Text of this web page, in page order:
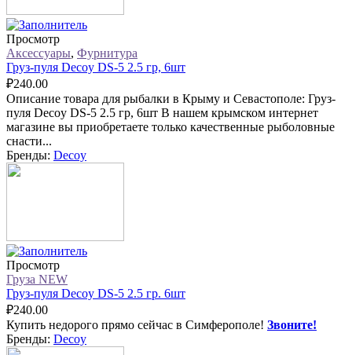
Просмотр
Аксессуары, Фурнитура
Груз-пуля Decoy DS-5 2.5 гр, 6шт
₽240.00
Описание товара для рыбалки в Крыму и Севастополе: Груз-
пуля Decoy DS-5 2.5 гр, 6шт В нашем крымском интернет
магазине вы приобретаете только качественные рыболовные
снасти...
Бренды: Decoy
Просмотр
Груза NEW
Груз-пуля Decoy DS-5 2.5 гр. 6шт
₽240.00
Купить недорого прямо сейчас в Симферополе! Звоните!
Бренды: Decoy